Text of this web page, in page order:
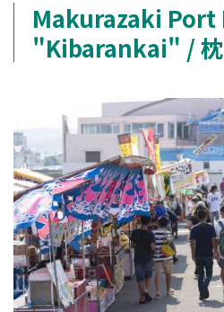
Makurazaki Port
"Kibarankai" / 枕